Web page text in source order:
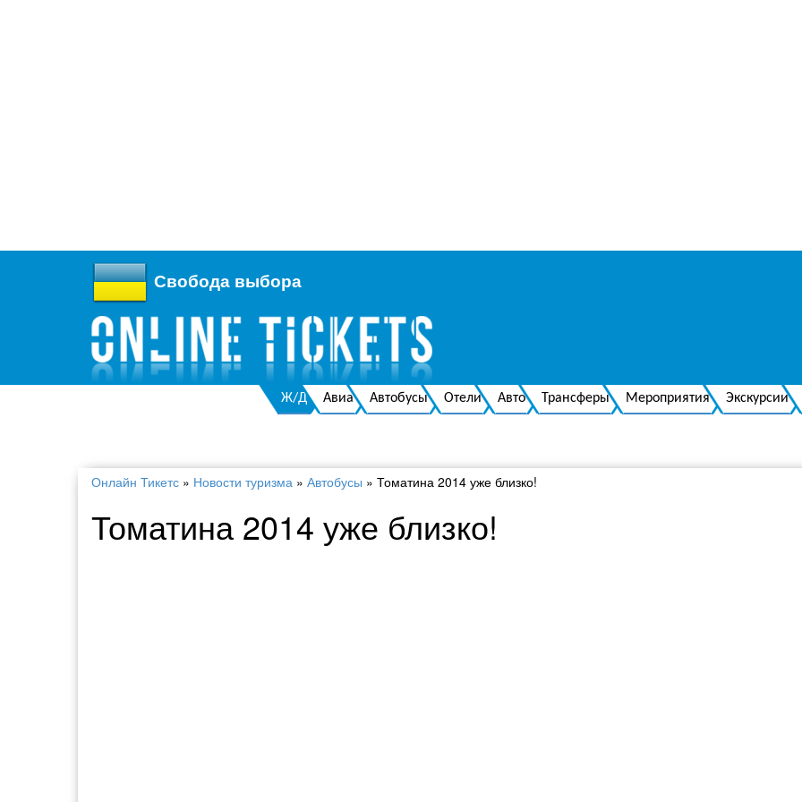
Свобода выбора
Ж/Д Авиа Автобусы Отели Авто Трансферы Мероприятия Экскурсии
Онлайн Тикетс » Новости туризма » Автобусы » Томатина 2014 уже близко!
Томатина 2014 уже близко!